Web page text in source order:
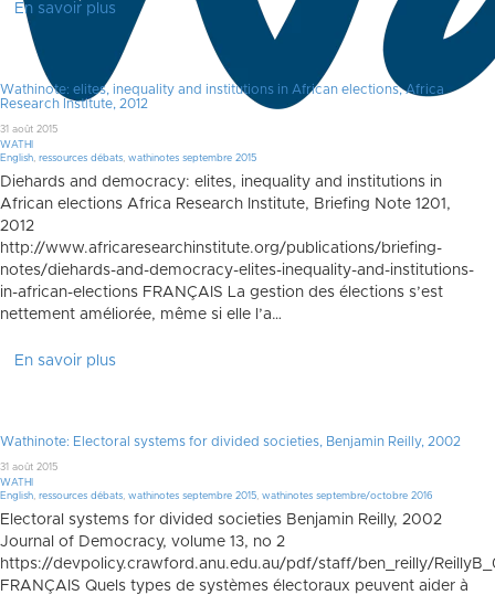
En savoir plus
Wathinote: elites, inequality and institutions in African elections, Africa
Research Institute, 2012
31 août 2015
WATHI
English, ressources débats, wathinotes septembre 2015
Diehards and democracy: elites, inequality and institutions in
African elections Africa Research Institute, Briefing Note 1201,
2012
http://www.africaresearchinstitute.org/publications/briefing-
notes/diehards-and-democracy-elites-inequality-and-institutions-
in-african-elections FRANÇAIS La gestion des élections s’est
nettement améliorée, même si elle l’a…
En savoir plus
Wathinote: Electoral systems for divided societies, Benjamin Reilly, 2002
31 août 2015
WATHI
English, ressources débats, wathinotes septembre 2015, wathinotes septembre/octobre 2016
Electoral systems for divided societies Benjamin Reilly, 2002
Journal of Democracy, volume 13, no 2
https://devpolicy.crawford.anu.edu.au/pdf/staff/ben_reilly/
FRANÇAIS Quels types de systèmes électoraux peuvent aider à